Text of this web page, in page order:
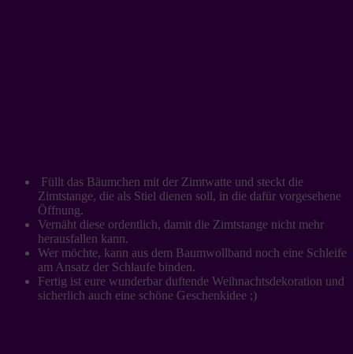
Füllt das Bäumchen mit der Zimtwatte und steckt die
Zimtstange, die als Stiel dienen soll, in die dafür vorgesehene
Öffnung.
Vernäht diese ordentlich, damit die Zimtstange nicht mehr
herausfallen kann.
Wer möchte, kann aus dem Baumwollband noch eine Schleife
am Ansatz der Schlaufe binden.
Fertig ist eure wunderbar duftende Weihnachtsdekoration und
sicherlich auch eine schöne Geschenkidee ;)